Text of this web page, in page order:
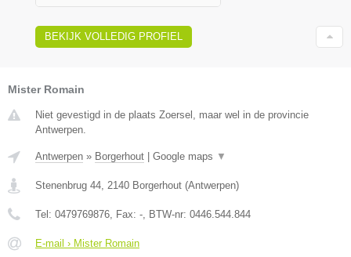
BEKIJK VOLLEDIG PROFIEL
Mister Romain
Niet gevestigd in de plaats Zoersel, maar wel in de provincie
Antwerpen.
Antwerpen » Borgerhout Google maps ▼
Stenenbrug 44 2140 Borgerhout (Antwerpen)
Tel: 0479769876 , Fax: - , BTW-nr: 0446.544.844
E-mail › Mister Romain